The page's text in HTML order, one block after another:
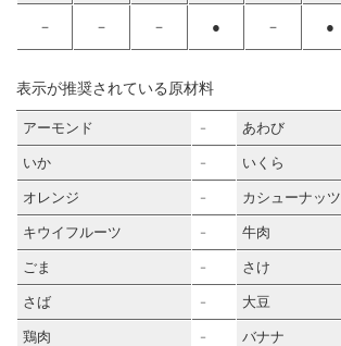
－ － － ● － ●
表示が推奨されている原材料
アーモンド － あわび
いか － いくら
オレンジ － カシューナッツ
キウイフルーツ － 牛肉
ごま － さけ
さば － 大豆
鶏肉 － バナナ